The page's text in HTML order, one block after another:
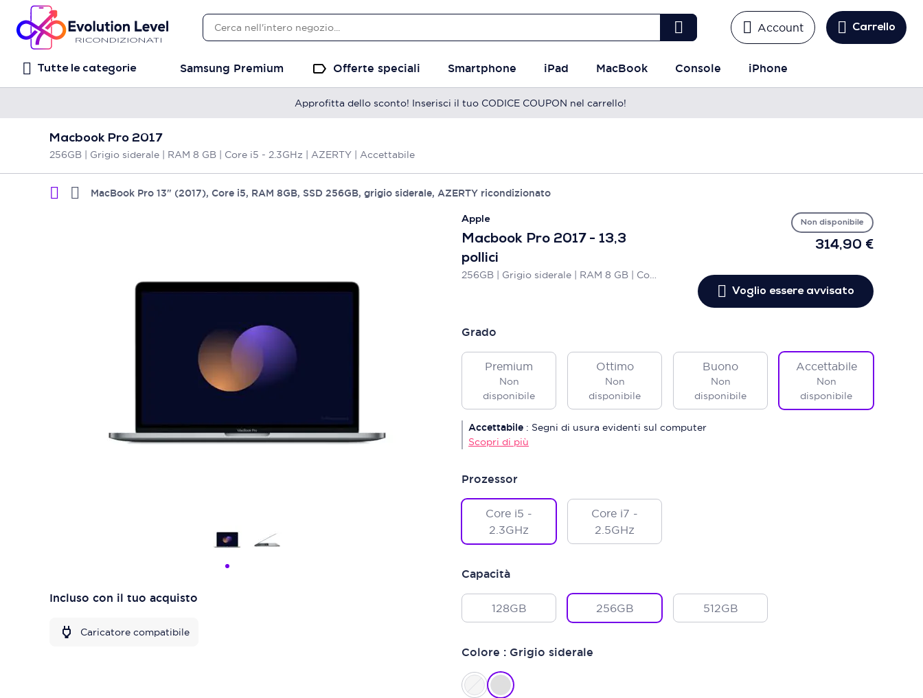
Account Carrello
Tutte le categorie Samsung Premium Offerte speciali Smartphone iPad MacBook Console iPhone
Approfitta dello sconto! Inserisci il tuo CODICE COUPON nel carrello!
Macbook Pro 2017
256GB | Grigio siderale | RAM 8 GB | Core i5 - 2.3GHz | AZERTY | Accettabile
MacBook Pro 13" (2017), Core i5, RAM 8GB, SSD 256GB, grigio siderale, AZERTY ricondizionato
Apple
Macbook Pro 2017 - 13,3
pollici
256GB | Grigio siderale | RAM 8 GB | Core i5 - 2.3GHz | AZERTY | Accettabile
Non disponibile
Incluso con il tuo acquisto
Caricatore compatibile
314,90 €
Voglio essere avvisato
Grado
Premium
Non
disponibile
Ottimo
Non
disponibile
Buono
Non
disponibile
Accettabile
Non
disponibile
Accettabile : Segni di usura evidenti sul computer
Scopri di più
Prozessor
Core i5 -
2.3GHz
Core i7 -
2.5GHz
Capacità
128GB 256GB 512GB
Colore : Grigio siderale